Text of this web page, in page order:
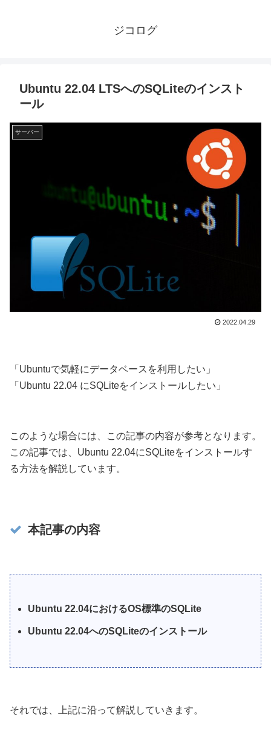
ジコログ
Ubuntu 22.04 LTSへのSQLiteのインスト
ール
サーバー
2022.04.29
「Ubuntuで気軽にデータベースを利用したい」
「Ubuntu 22.04 にSQLiteをインストールしたい」
このような場合には、この記事の内容が参考となります。
この記事では、Ubuntu 22.04にSQLiteをインストールす
る方法を解説しています。
本記事の内容
Ubuntu 22.04におけるOS標準のSQLite
Ubuntu 22.04へのSQLiteのインストール
それでは、上記に沿って解説していきます。